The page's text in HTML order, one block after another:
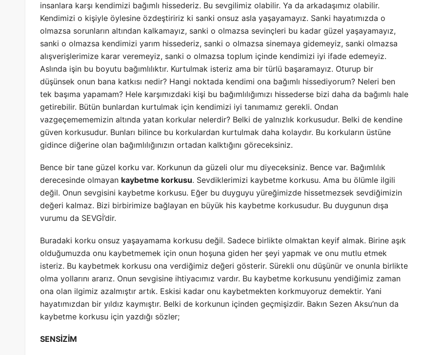
insanlara karşı kendimizi bağımlı hissederiz. Bu sevgilimiz olabilir. Ya da arkadaşımız olabilir.
Kendimizi o kişiyle öylesine özdeştiririz ki sanki onsuz asla yaşayamayız. Sanki hayatımızda o
olmazsa sorunların altından kalkamayız, sanki o olmazsa sevinçleri bu kadar güzel yaşayamayız,
sanki o olmazsa kendimizi yarım hissederiz, sanki o olmazsa sinemaya gidemeyiz, sanki olmazsa
alışverişlerimize karar veremeyiz, sanki o olmazsa toplum içinde kendimizi iyi ifade edemeyiz.
Aslında işin bu boyutu bağımlılıktır. Kurtulmak isteriz ama bir türlü başaramayız. Oturup bir
düşünsek onun bana katkısı nedir? Hangi noktada kendimi ona bağımlı hissediyorum? Neleri ben
tek başıma yapamam? Hele karşımızdaki kişi bu bağımlılığımızı hissederse bizi daha da bağımlı hale
getirebilir. Bütün bunlardan kurtulmak için kendimizi iyi tanımamız gerekli. Ondan
vazgeçemememizin altında yatan korkular nelerdir? Belki de yalnızlık korkusudur. Belki de kendine
güven korkusudur. Bunları bilince bu korkulardan kurtulmak daha kolaydır. Bu korkuların üstüne
gidince diğerine olan bağımlılığınızın ortadan kalktığını göreceksiniz.
Bence bir tane güzel korku var. Korkunun da güzeli olur mu diyeceksiniz. Bence var. Bağımlılık
derecesinde olmayan kaybetme korkusu. Sevdiklerimizi kaybetme korkusu. Ama bu ölümle ilgili
değil. Onun sevgisini kaybetme korkusu. Eğer bu duyguyu yüreğimizde hissetmezsek sevdiğimizin
değeri kalmaz. Bizi birbirimize bağlayan en büyük his kaybetme korkusudur. Bu duygunun dışa
vurumu da SEVGİ’dir.
Buradaki korku onsuz yaşayamama korkusu değil. Sadece birlikte olmaktan keyif almak. Birine aşık
olduğumuzda onu kaybetmemek için onun hoşuna giden her şeyi yapmak ve onu mutlu etmek
isteriz. Bu kaybetmek korkusu ona verdiğimiz değeri gösterir. Sürekli onu düşünür ve onunla birlikte
olma yollarını ararız. Onun sevgisine ihtiyacımız vardır. Bu kaybetme korkusunu yendiğimiz zaman
ona olan ilgimiz azalmıştır artık. Eskisi kadar onu kaybetmekten korkmuyoruz demektir. Yani
hayatımızdan bir yıldız kaymıştır. Belki de korkunun içinden geçmişizdir. Bakın Sezen Aksu’nun da
kaybetme korkusu için yazdığı sözler;
SENSİZİM